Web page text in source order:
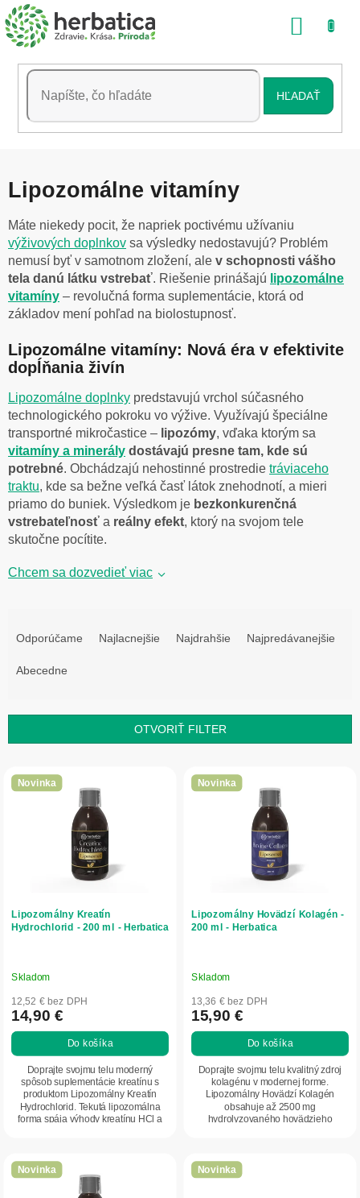
Prejsť
na
obsah
HĽADAŤ
Lipozomálne vitamíny
Máte niekedy pocit, že napriek poctivému užívaniu
výživových doplnkov sa výsledky nedostavujú? Problém
nemusí byť v samotnom zložení, ale v schopnosti vášho
tela danú látku vstrebať. Riešenie prinášajú lipozomálne
vitamíny – revolučná forma suplementácie, ktorá od
základov mení pohľad na biolostupnosť.
Lipozomálne vitamíny: Nová éra v efektivite
dopĺňania živín
Lipozomálne doplnky predstavujú vrchol súčasného
technologického pokroku vo výžive. Využívajú špeciálne
transportné mikročastice – lipozómy, vďaka ktorým sa
vitamíny a minerály dostávajú presne tam, kde sú
potrebné. Obchádzajú nehostinné prostredie tráviaceho
traktu, kde sa bežne veľká časť látok znehodnotí, a mieri
priamo do buniek. Výsledkom je bezkonkurenčná
vstrebateľnosť a reálny efekt, ktorý na svojom tele
skutočne pocítite.
Chcem sa dozvedieť viac
p
o
d
Odporúčame Najlacnejšie Najdrahšie Najpredávanejšie
Abecedne
OTVORIŤ FILTER
ý
d
u
o
v
Novinka
Lipozomálny Kreatín
Hydrochlorid - 200 ml - Herbatica
Skladom
12,52 € bez DPH
14,90 €
Do košíka
Doprajte svojmu telu moderný
spôsob suplementácie kreatínu s
produktom Lipozomálny Kreatín
Hydrochlorid. Tekutá lipozomálna
forma spája výhody kreatínu HCl a
Novinka
Lipozomálny Hovädzí Kolagén -
200 ml - Herbatica
Skladom
13,36 € bez DPH
15,90 €
Do košíka
Doprajte svojmu telu kvalitný zdroj
kolagénu v modernej forme.
Lipozomálny Hovädzí Kolagén
obsahuje až 2500 mg
hydrolyzovaného hovädzieho
Novinka Novinka